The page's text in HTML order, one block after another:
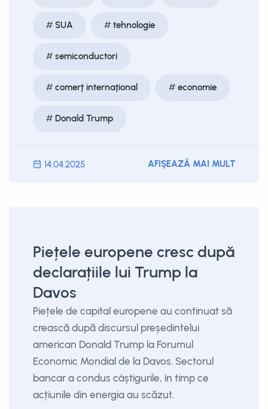
SUA tehnologie
semiconductori
comerț internațional economie
Donald Trump
14.04.2025 AFIȘEAZĂ MAI MULT
Piețele europene cresc după
declarațiile lui Trump la
Davos
Piețele de capital europene au continuat să
crească după discursul președintelui
american Donald Trump la Forumul
Economic Mondial de la Davos. Sectorul
bancar a condus câștigurile, în timp ce
acțiunile din energia au scăzut.